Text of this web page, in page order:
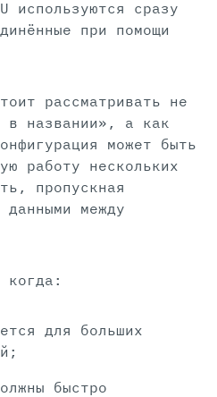
используются сразу
при помощи
рассматривать не
в названии», а как
может быть
работу нескольких
пропускная
данными между
когда:
для больших
быстро